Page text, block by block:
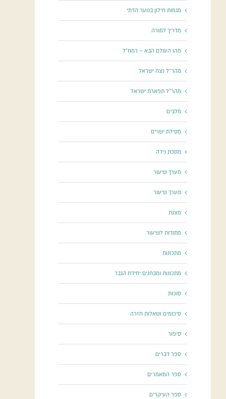
מגמות חילון בנוער הדתי
מדריך למורה
מהו העולם הבא – רמח"ל
מהר"ל נצח ישראל
מהר"ל תפארת ישראל
מלבים
מסילת ישרים
מסכת נידה
מערך שיעור
מערך שיעור
מצגת
מתודות לשיעור
מתכונות
מתכונות ומבחנים יחידת הגבר
סוכות
סיכומים ושאלות חזרה
סיפור
ספר דברים
ספר המאמרים
ספר העיקרים